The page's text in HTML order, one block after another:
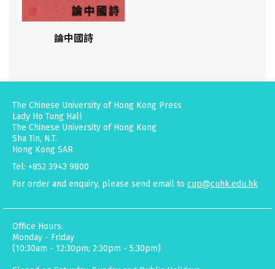
論中國詩
The Chinese University of Hong Kong Press
Lady Ho Tung Hall
The Chinese University of Hong Kong
Sha Tin, N.T.
Hong Kong SAR
Tel: +852 3943 9800
For order and enquiry, please send email to cup@cuhk.edu.hk
Office Hours:
Monday - Friday
(10:30am - 12:30pm; 2:30pm - 5:30pm)